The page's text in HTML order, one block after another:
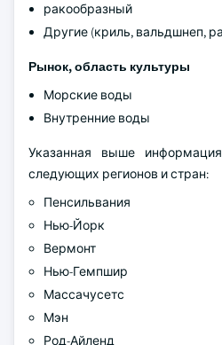
ракообразный
Другие (криль, вальдшнеп,
Рынок, область культуры
Морские воды
Внутренние воды
Указанная выше
следующих регионов и стран:
Пенсильвания
Нью-Йорк
Вермонт
Нью-Гемпшир
Массачусетс
Мэн
Род-Айленд